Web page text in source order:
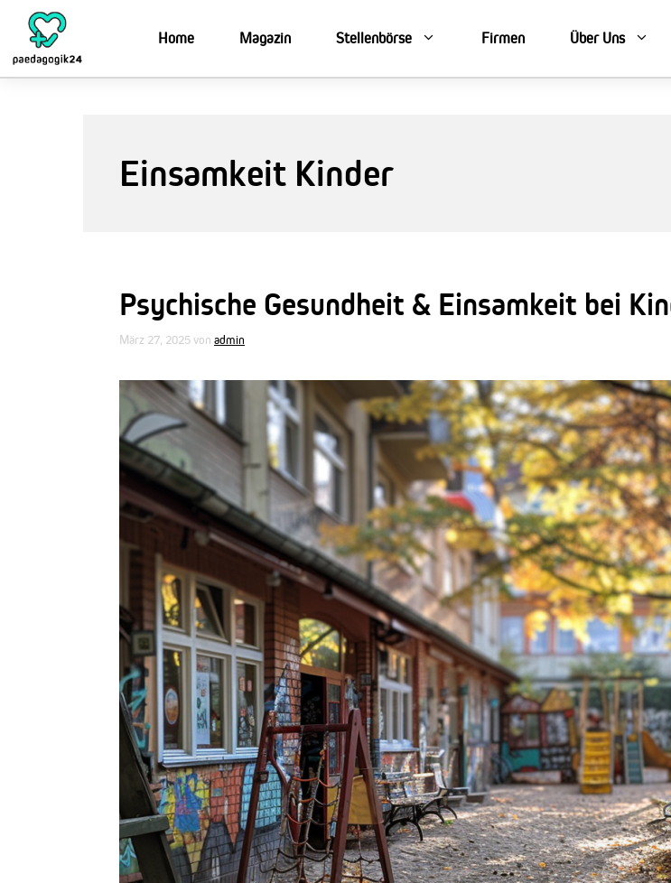
Inhalt
springen
Home Magazin Stellenbörse Firmen Über Uns
Einsamkeit Kinder
Psychische Gesundheit & Einsamkeit bei
März 27, 2025von admin